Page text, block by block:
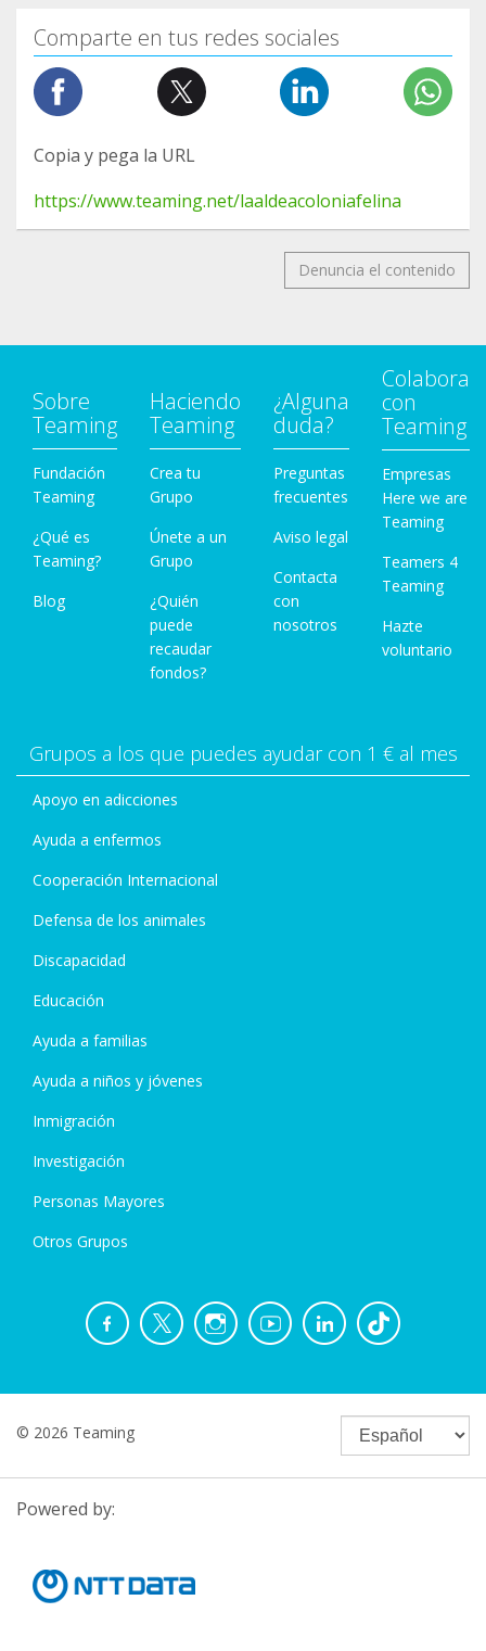
Comparte en tus redes sociales
Copia y pega la URL
https://www.teaming.net/laaldeacoloniafelina
Denuncia el contenido
Sobre
Teaming
Fundación
Teaming
¿Qué es
Teaming?
Blog
Haciendo
Teaming
Crea tu
Grupo
Únete a un
Grupo
¿Quién
puede
recaudar
fondos?
¿Alguna
duda?
Preguntas
frecuentes
Aviso legal
Contacta
con
nosotros
Colabora
con
Teaming
Empresas
Here we are
Teaming
Teamers 4
Teaming
Hazte
voluntario
Grupos a los que puedes ayudar con 1 € al mes
Apoyo en adicciones
Ayuda a enfermos
Cooperación Internacional
Defensa de los animales
Discapacidad
Educación
Ayuda a familias
Ayuda a niños y jóvenes
Inmigración
Investigación
Personas Mayores
Otros Grupos
© 2026 Teaming
Powered by: